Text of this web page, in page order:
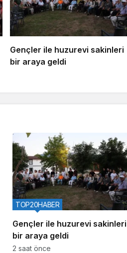
Gençler ile huzurevi sakinleri
bir araya geldi
Gençler ile huzurevi sakinleri
bir araya geldi
TOP20HABER
2 saat önce